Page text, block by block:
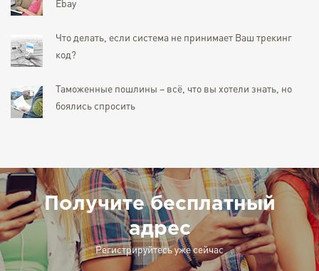
Ebay
Что делать, если система не принимает Ваш трекинг
код?
Таможенные пошлины – всё, что вы хотели знать, но
боялись спросить
Получите бесплатный
адрес
Регистрируйтесь уже сейчас